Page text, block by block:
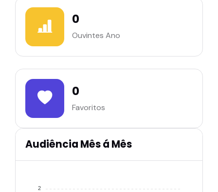
0
Ouvintes Ano
0
Favoritos
Audiência Mês á Mês
2